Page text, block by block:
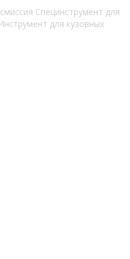
Специнструмент для
для кузовных